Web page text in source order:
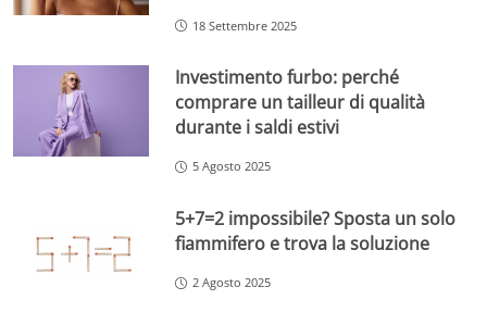
18 Settembre 2025
Investimento furbo: perché
comprare un tailleur di qualità
durante i saldi estivi
5 Agosto 2025
5+7=2 impossibile? Sposta un solo
fiammifero e trova la soluzione
2 Agosto 2025